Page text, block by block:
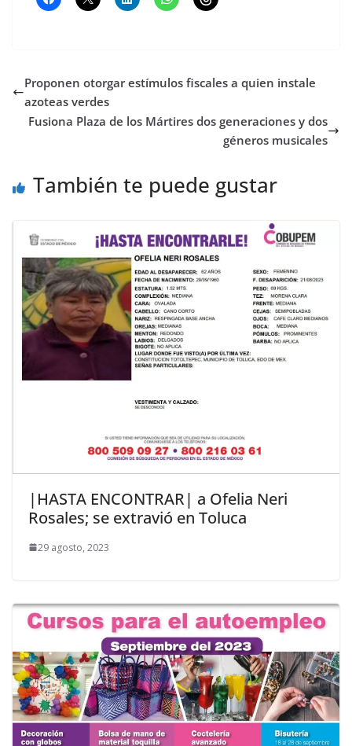
Proponen otorgar estímulos fiscales a quien instale
azoteas verdes
Fusiona Plaza de los Mártires dos generaciones y dos
géneros musicales
También te puede gustar
|HASTA ENCONTRAR| a Ofelia Neri
Rosales; se extravió en Toluca
29 agosto, 2023